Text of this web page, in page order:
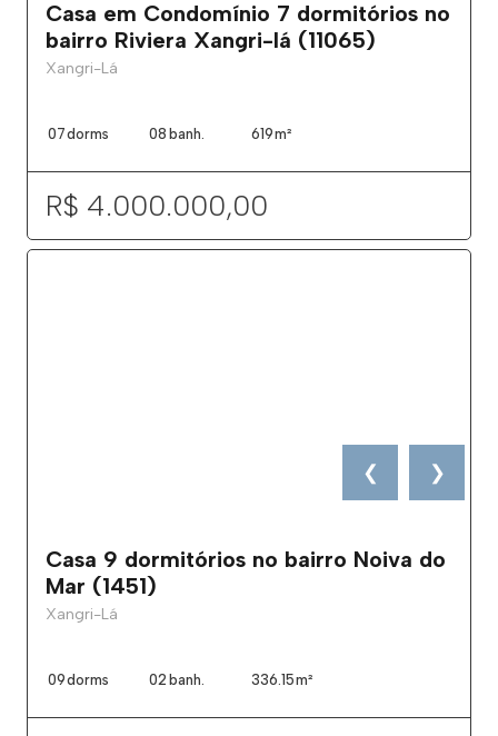
Casa em Condomínio 7 dormitórios no
bairro Riviera Xangri-lá (11065)
Xangri-Lá
07dorms 08 banh. 619m²
R$ 4.000.000,00
❮ ❯
Casa 9 dormitórios no bairro Noiva do
Mar (1451)
Xangri-Lá
09dorms 02 banh. 336.15m²